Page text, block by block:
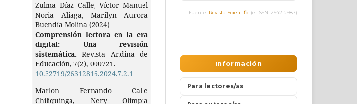
Zulma Díaz Calle, Víctor Manuel
Noria Aliaga, Marilyn Aurora
Buendía Molina (2024)
Comprensión lectora en la era
digital: Una revisión
sistemática.Revista Andina de
Educación, 7(2), 000721.
10.32719/26312816.2024.7.2.1
Marlon Fernando Calle
Chiliquinga, Nery Olimpia